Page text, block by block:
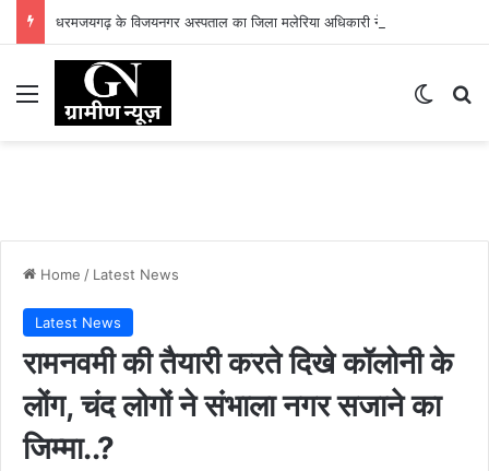
Menu
Home / Latest News
Latest News
रामनवमी की तैयारी करते दिखे कॉलोनी के
लोंग, चंद लोगों ने संभाला नगर सजाने का
जिम्मा..?